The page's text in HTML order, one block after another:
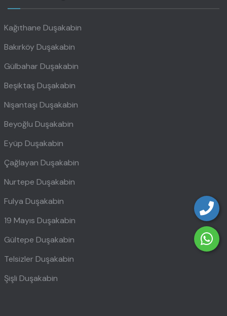
Kağıthane Duşakabin
Bakırköy Duşakabin
Gülbahar Duşakabin
Beşiktaş Duşakabin
Nişantaşı Duşakabin
Beyoğlu Duşakabin
Eyüp Duşakabin
Çağlayan Duşakabin
Nurtepe Duşakabin
Fulya Duşakabin
19 Mayıs Duşakabin
Gültepe Duşakabin
Telsizler Duşakabin
Şişli Duşakabin